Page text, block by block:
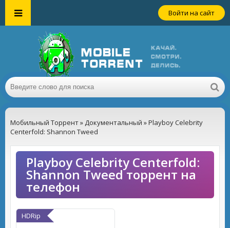
Войти на сайт
Мобильный Торрент» Документальный » Playboy Celebrity
Centerfold: Shannon Tweed
Playboy Celebrity Centerfold:
Shannon Tweed торрент на
телефон
HDRip